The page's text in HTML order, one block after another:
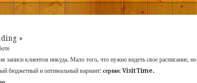
»
записи клиентов никуда. Мало того, что нужно видеть свое расписание, но
бюджетный и оптимальный вариант:сервис VisitTime.